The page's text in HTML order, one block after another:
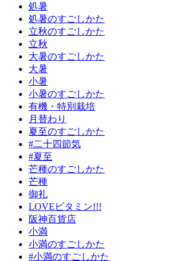
処暑
処暑のすごしかた
立秋のすごしかた
立秋
大暑のすごしかた
大暑
小暑
小暑のすごしかた
有機・特別栽培
月替わり
夏至のすごしかた
#二十四節気
#夏至
芒種のすごしかた
芒種
御礼
LOVEビタミン!!!
阪神百貨店
小満
小満のすごしかた
#小満のすごしかた